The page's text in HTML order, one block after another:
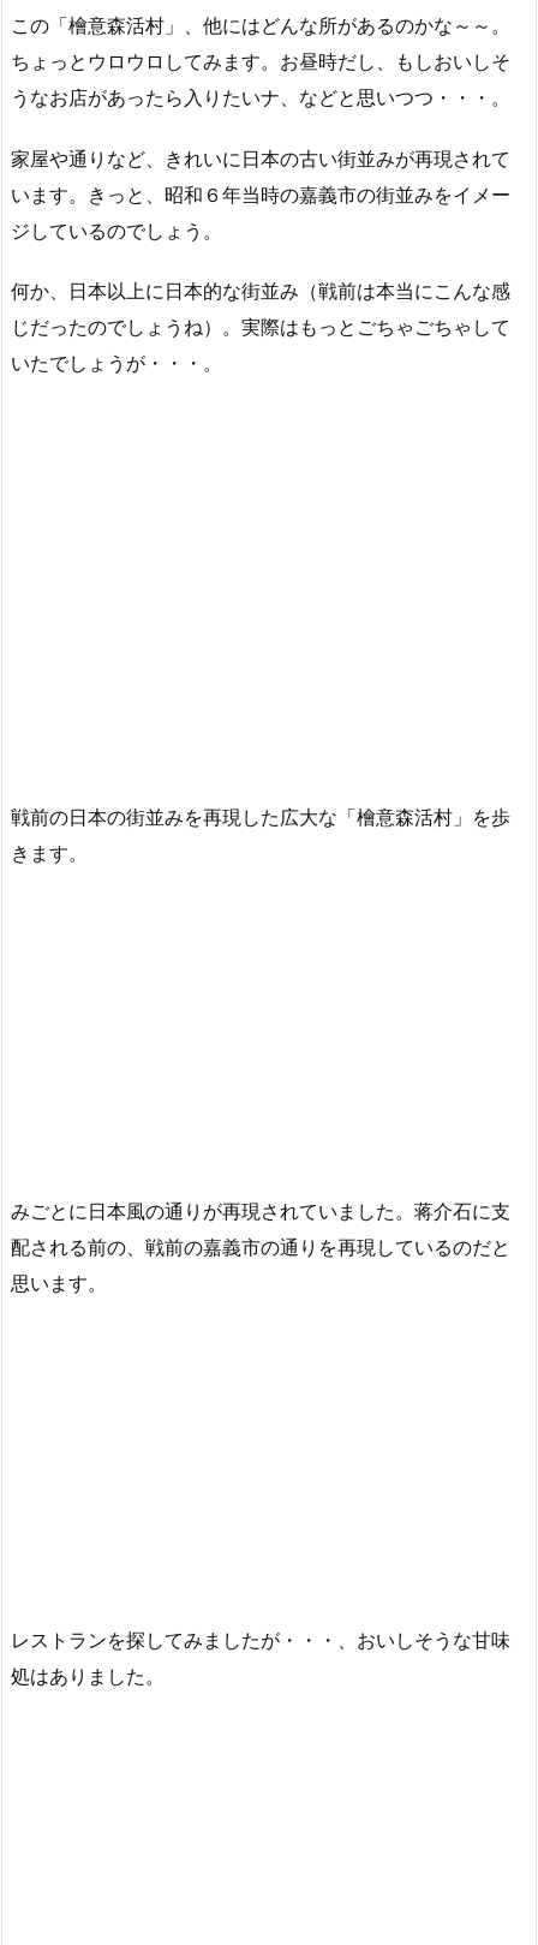
この「檜意森活村」、他にはどんな所があるのかな～～。
ちょっとウロウロしてみます。お昼時だし、もしおいしそ
うなお店があったら入りたいナ、などと思いつつ・・・。
家屋や通りなど、きれいに日本の古い街並みが再現されて
います。きっと、昭和６年当時の嘉義市の街並みをイメー
ジしているのでしょう。
何か、日本以上に日本的な街並み（戦前は本当にこんな感
じだったのでしょうね）。実際はもっとごちゃごちゃして
いたでしょうが・・・。
戦前の日本の街並みを再現した広大な「檜意森活村」を歩
きます。
みごとに日本風の通りが再現されていました。蒋介石に支
配される前の、戦前の嘉義市の通りを再現しているのだと
思います。
レストランを探してみましたが・・・、おいしそうな甘味
処はありました。